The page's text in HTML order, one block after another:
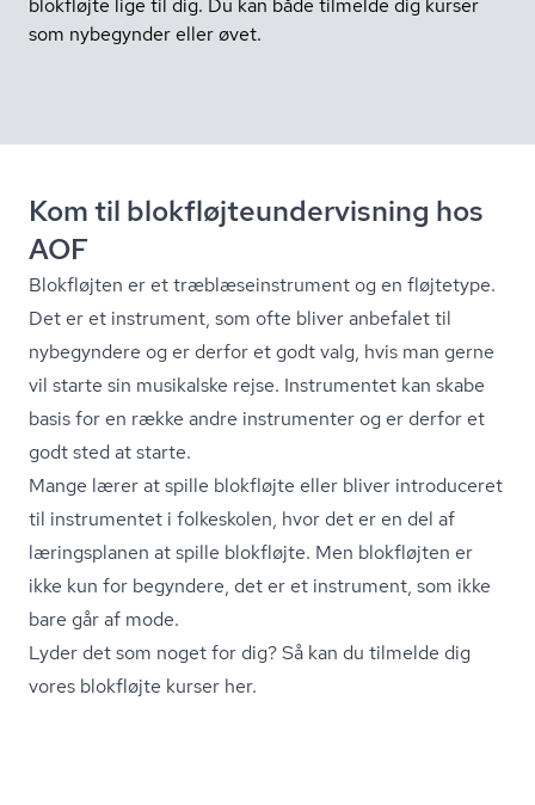
blokfløjte lige til dig. Du kan både tilmelde dig kurser
som nybegynder eller øvet.
Kom til blok­fløjte­un­der­vis­ning hos
AOF
Blokfløjten er et træb­læ­se­in­stru­ment og en fløjtetype.
Det er et instrument, som ofte bliver anbefalet til
nybegyndere og er derfor et godt valg, hvis man gerne
vil starte sin musikalske rejse. Instrumentet kan skabe
basis for en række andre instrumenter og er derfor et
godt sted at starte.
Mange lærer at spille blokfløjte eller bliver introduceret
til instrumentet i folkeskolen, hvor det er en del af
læringsplanen at spille blokfløjte. Men blokfløjten er
ikke kun for begyndere, det er et instrument, som ikke
bare går af mode.
Lyder det som noget for dig?Så kan du tilmelde dig
vores blokfløjte kurser her.